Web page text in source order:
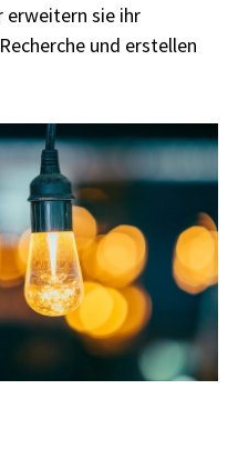
erweitern sie ihr
und erstellen